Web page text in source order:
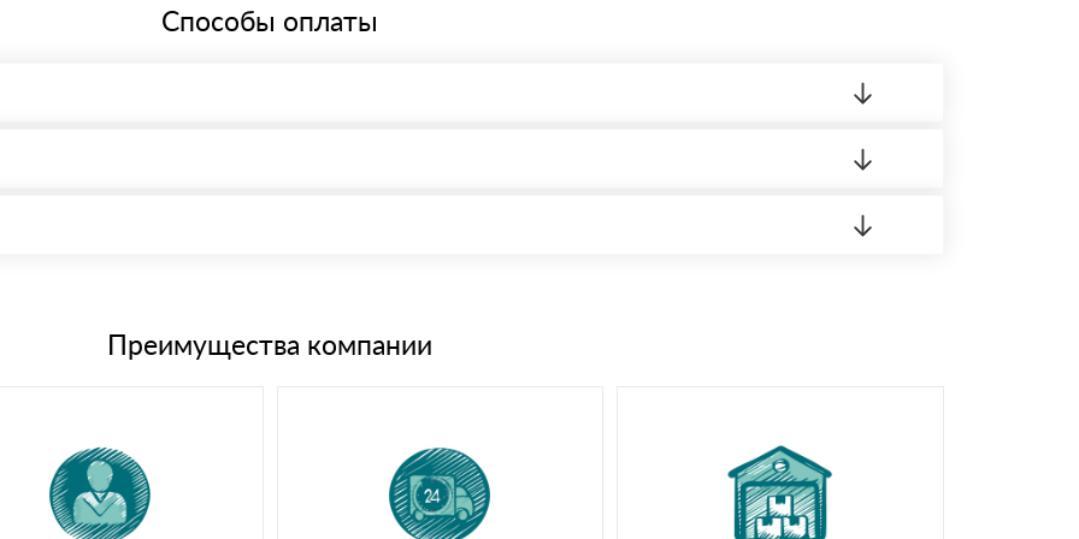
Способы оплаты
банковским картамПреимущества компании